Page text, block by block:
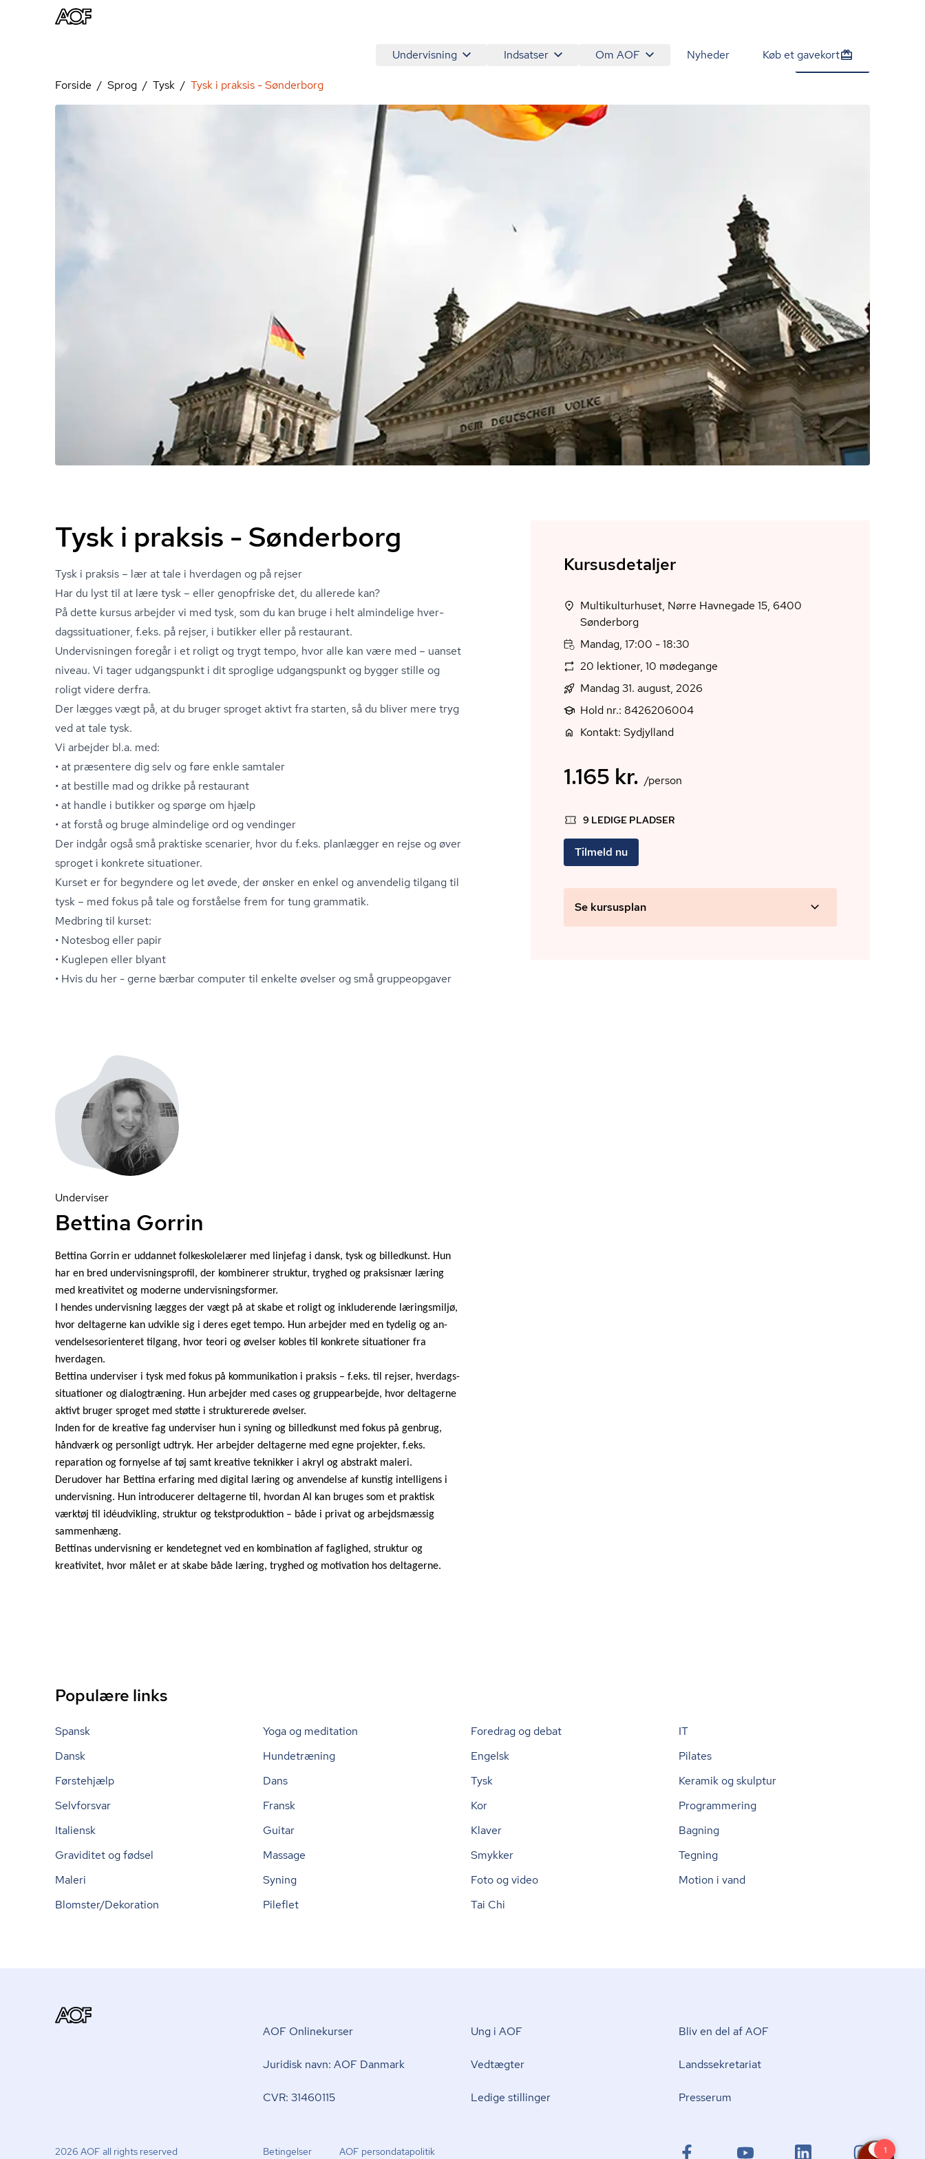
Undervisning Indsatser Om AOF Nyheder Køb et gavekort
Forside Sprog Tysk Tysk i praksis - Sønderborg
1.165 kr. /person Tilmeld nu
Tysk i praksis - Sønderborg
Tysk i praksis – lær at tale i hverdagen og på rejser
Har du lyst til at lære tysk – eller genopfriske det, du allerede kan?
På dette kursus arbejder vi med tysk, som du kan bruge i helt almindelige hver­
dags­si­tu­a­tio­ner, f.eks. på rejser, i butikker eller på restaurant.
Undervisningen foregår i et roligt og trygt tempo, hvor alle kan være med – uanset
niveau. Vi tager udgangspunkt i dit sproglige udgangspunkt og bygger stille og
roligt videre derfra.
Der lægges vægt på, at du bruger sproget aktivt fra starten, så du bliver mere tryg
ved at tale tysk.
Vi arbejder bl.a. med:
• at præsentere dig selv og føre enkle samtaler
• at bestille mad og drikke på restaurant
• at handle i butikker og spørge om hjælp
• at forstå og bruge almindelige ord og vendinger
Der indgår også små praktiske scenarier, hvor du f.eks. planlægger en rejse og øver
sproget i konkrete situationer.
Kurset er for begyndere og let øvede, der ønsker en enkel og anvendelig tilgang til
tysk – med fokus på tale og forståelse frem for tung grammatik.
Medbring til kurset:
• Notesbog eller papir
• Kuglepen eller blyant
• Hvis du her - gerne bærbar computer til enkelte øvelser og små gruppeopgaver
Kursusdetaljer
Multikulturhuset, Nørre Havnegade 15, 6400
Sønderborg
Mandag, 17:00 - 18:30
20 lektioner, 10 mødegange
Mandag 31. august, 2026
Hold nr.: 8426206004
Kontakt: Sydjylland
1.165 kr. /person
9 LEDIGE PLADSER
Tilmeld nu
Se kursusplan
Underviser
Bettina Gorrin
Bettina Gorrin er uddannet fol­ke­sko­le­læ­rer med linjefag i dansk, tysk og billedkunst. Hun
har en bred un­der­vis­nings­pro­fil, der kombinerer struktur, tryghed og praksisnær læring
med kreativitet og moderne un­der­vis­nings­for­mer.
I hendes undervisning lægges der vægt på at skabe et roligt og inkluderende læringsmiljø,
hvor deltagerne kan udvikle sig i deres eget tempo. Hun arbejder med en tydelig og an­
ven­del­ses­o­ri­en­te­ret tilgang, hvor teori og øvelser kobles til konkrete situationer fra
hverdagen.
Bettina underviser i tysk med fokus på kommunikation i praksis – f.eks. til rejser, hver­dags­
si­tu­a­tio­ner og dialogtræning. Hun arbejder med cases og gruppearbejde, hvor deltagerne
aktivt bruger sproget med støtte i strukturerede øvelser.
Inden for de kreative fag underviser hun i syning og billedkunst med fokus på genbrug,
håndværk og personligt udtryk. Her arbejder deltagerne med egne projekter, f.eks.
reparation og fornyelse af tøj samt kreative teknikker i akryl og abstrakt maleri.
Derudover har Bettina erfaring med digital læring og anvendelse af kunstig intelligens i
undervisning. Hun introducerer deltagerne til, hvordan AI kan bruges som et praktisk
værktøj til idéudvikling, struktur og tekst­pro­duk­tion – både i privat og arbejdsmæssig
sammenhæng.
Bettinas undervisning er kendetegnet ved en kombination af faglighed, struktur og
kreativitet, hvor målet er at skabe både læring, tryghed og motivation hos deltagerne.
Populære links
Spansk Yoga og meditation Foredrag og debat
IT
Dansk
Hundetræning Engelsk
Pilates
Førstehjælp
Dans Tysk
Keramik og skulptur
Selvforsvar
Fransk Kor
Programmering
Italiensk
Guitar Klaver
Bagning
Graviditet og fødsel
Massage Smykker
Tegning
Maleri
Syning Foto og video
Motion i vand
Blomster/Dekoration
Pileflet Tai Chi
AOF Onlinekurser
Juridisk navn: AOF Danmark
CVR: 31460115
Ung i AOF
Vedtægter
Ledige stillinger
Bliv en del af AOF
Lands­se­kre­ta­ri­at
Presserum
2026 AOF all rights reserved Betingelser AOF per­son­da­ta­po­li­tik